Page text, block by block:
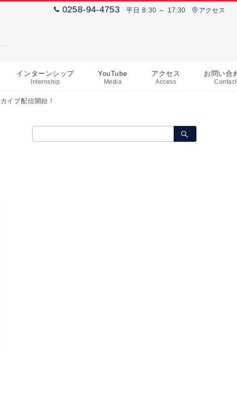
0258-94-4753 平日 8:30 ～ 17:30 アクセス
インターンシップ
Internship
YouTube
Media
アクセス
Access
お問い合
Contact
イブ配信開始！
索：